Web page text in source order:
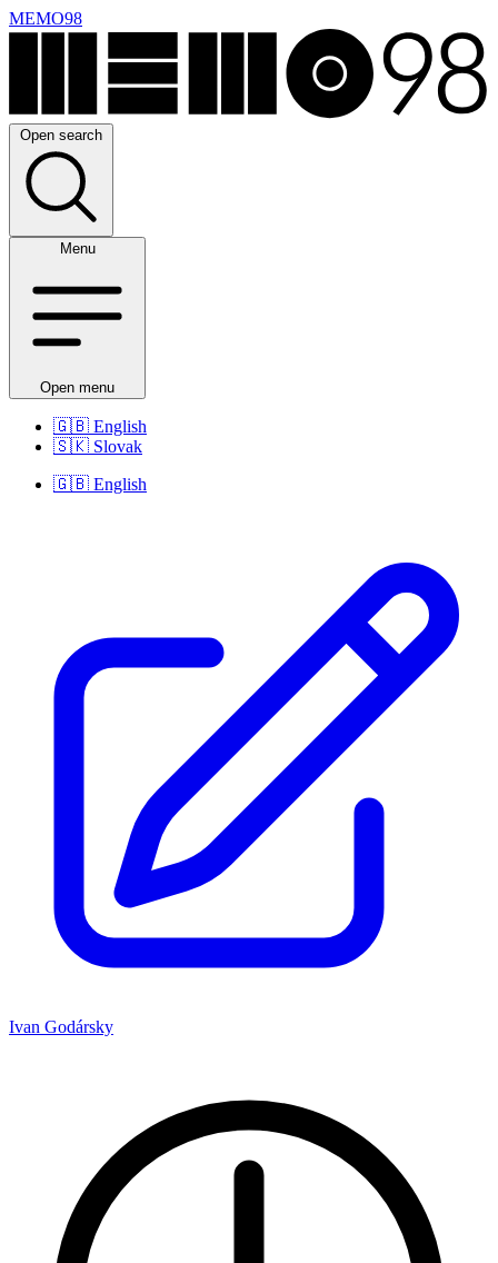
MEMO98
Open search
Menu
Open menu
🇬🇧 English
🇸🇰 Slovak
🇬🇧 English
Ivan Godársky